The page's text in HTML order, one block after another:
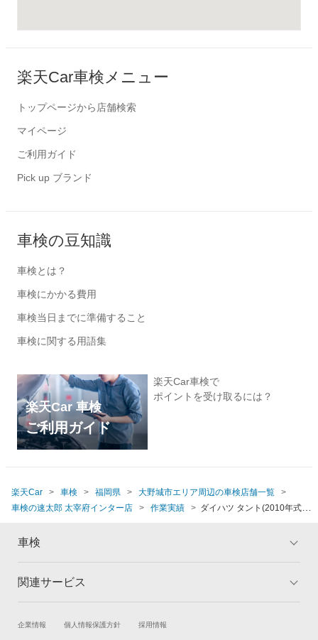
楽天Car車検メニュー
トップページから店舗検索
マイページ
ご利用ガイド
Pick up ブランド
車検の豆知識
車検とは？
車検にかかる費用
車検当日までに準備すること
車検に関する用語集
楽天Car 車検
ご利用ガイド
楽天Car車検で
ポイントを受け取るには？
楽天Car 車検 福岡県
大野城市エリア周辺の車検店舗一覧
車検の速太郎 太宰府インター店
作業実績
ダイハツ タント(2010年式、
車検
トップ
車検の基礎知識 キャンペーン一覧
関連サービス
試乗・商談 新車購入
企業情報 個人情報保護方針 採用情報